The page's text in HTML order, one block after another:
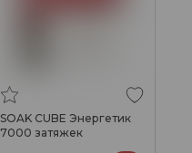
SOAK CUBE Энергетик
7000 затяжек